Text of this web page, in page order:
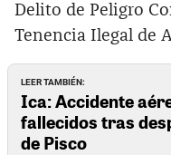
Delito de Peligro
Tenencia Ilegal de
LEER TAMBIÉN:
Ica: Accidente
fallecidos tras
de Pisco